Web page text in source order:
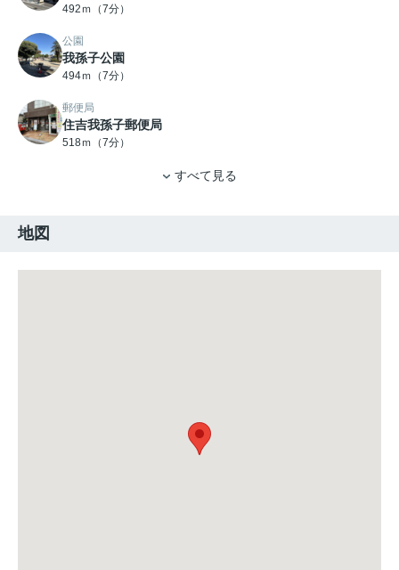
492ｍ（7分）
公園
我孫子公園
494ｍ（7分）
郵便局
住吉我孫子郵便局
518ｍ（7分）
すべて見る
地図